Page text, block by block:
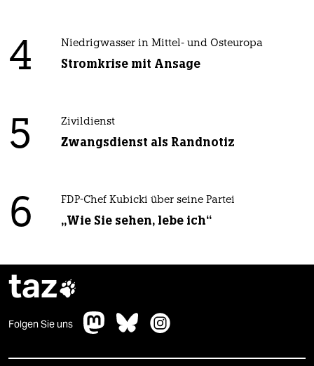
4 Niedrigwasser in Mittel- und Osteuropa
Stromkrise mit Ansage
5 Zivildienst
Zwangsdienst als Randnotiz
6 FDP-Chef Kubicki über seine Partei
„Wie Sie sehen, lebe ich“
taz
Folgen Sie uns